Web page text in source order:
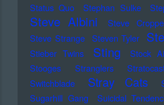
Status Quo
Stephan Sulke
Steve Albini Steve
Steve Strange Steven Tyler
Stieber Twins Sting
Stock
Stooges
Stranglers
Switchblade
Stray Cats
Sugarhill Gang
Suicidal